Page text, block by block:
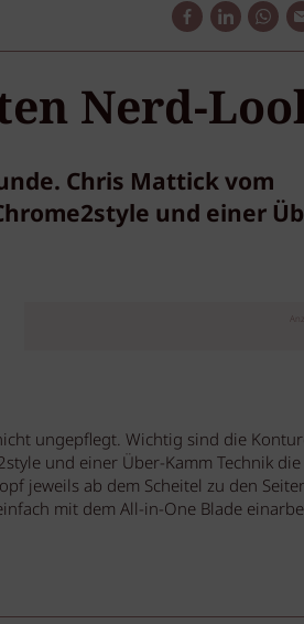
Nerd-
Chris Mattick vom
und einer
ungepflegt. Wichtig sind die
und einer Über-Kamm Technik die
jeweils ab dem Scheitel zu den
mit dem All-in-One Blade